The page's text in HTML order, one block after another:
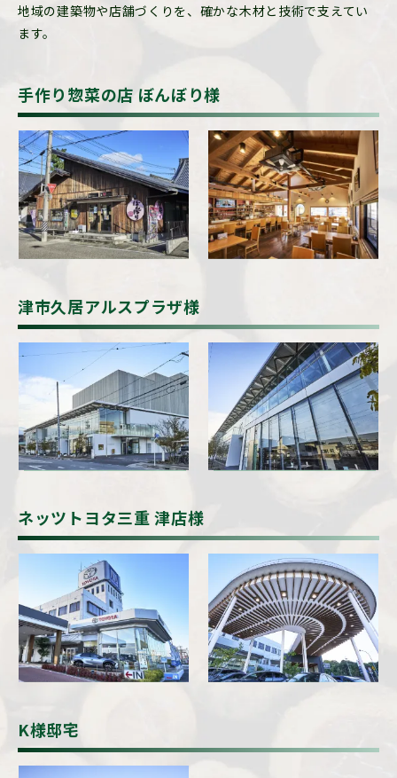
地域の建築物や店舗づくりを、確かな木材と技術で支えてい
ます。
手作り惣菜の店 ぼんぼり様
津市久居アルスプラザ様
ネッツトヨタ三重 津店様
K様邸宅